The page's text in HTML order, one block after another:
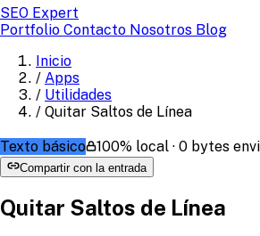
SEO Expert
Portfolio Contacto Nosotros Blog
Inicio
/ Apps
/ Utilidades
/ Quitar Saltos de Línea
Texto básico 100% local · 0 bytes
Compartir con la entrada
Quitar Saltos de Línea